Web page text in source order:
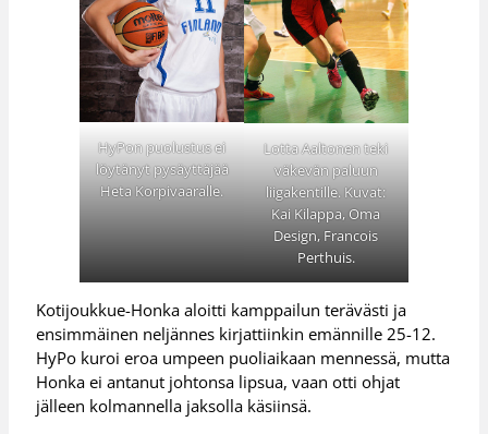
HyPon puolustus ei
löytänyt pysäyttäjää
Heta Korpivaaralle.
Lotta Aaltonen teki
väkevän paluun
liigakentille. Kuvat:
Kai Kilappa, Oma
Design, Francois
Perthuis.
Kotijoukkue-Honka aloitti kamppailun terävästi ja
ensimmäinen neljännes kirjattiinkin emännille 25-12.
HyPo kuroi eroa umpeen puoliaikaan mennessä, mutta
Honka ei antanut johtonsa lipsua, vaan otti ohjat
jälleen kolmannella jaksolla käsiinsä.